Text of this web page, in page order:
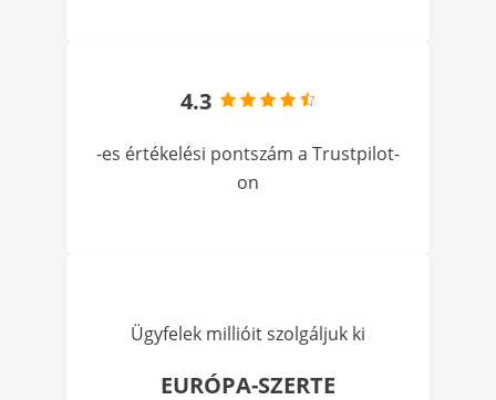
4.3
-es értékelési pontszám a Trustpilot-
on
Ügyfelek millióit szolgáljuk ki
EURÓPA-SZERTE